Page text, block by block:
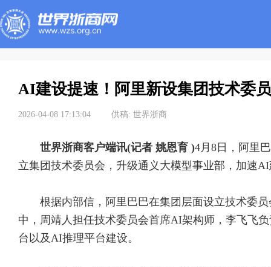
AI建设提速！阿里新设集团技术委
2026-04-08 17:13:04 供稿: 世界浙商
世界浙商客户端讯(记者 姚恩育 )4月8日，阿里
立集团技术委员会，升级通义大模型事业部，加速
根据内部信，阿里巴巴在集团层面设立技术委
中，周靖人担任技术委员会首席AI架构师，李飞飞
台以及AI推理平台建设。